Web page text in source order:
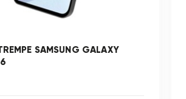
SAMSUNG GALAXY